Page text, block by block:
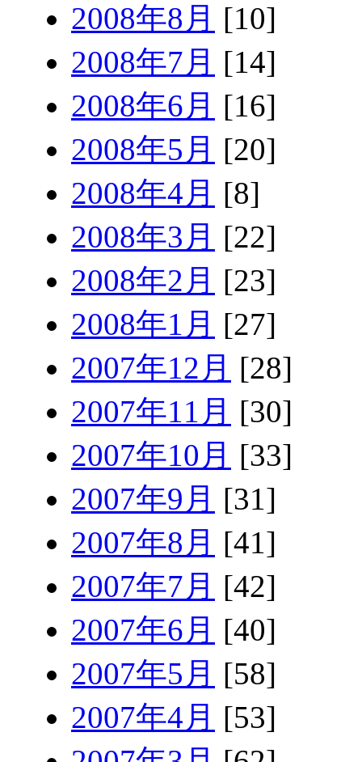
2008年8月 [10]
2008年7月 [14]
2008年6月 [16]
2008年5月 [20]
2008年4月 [8]
2008年3月 [22]
2008年2月 [23]
2008年1月 [27]
2007年12月 [28]
2007年11月 [30]
2007年10月 [33]
2007年9月 [31]
2007年8月 [41]
2007年7月 [42]
2007年6月 [40]
2007年5月 [58]
2007年4月 [53]